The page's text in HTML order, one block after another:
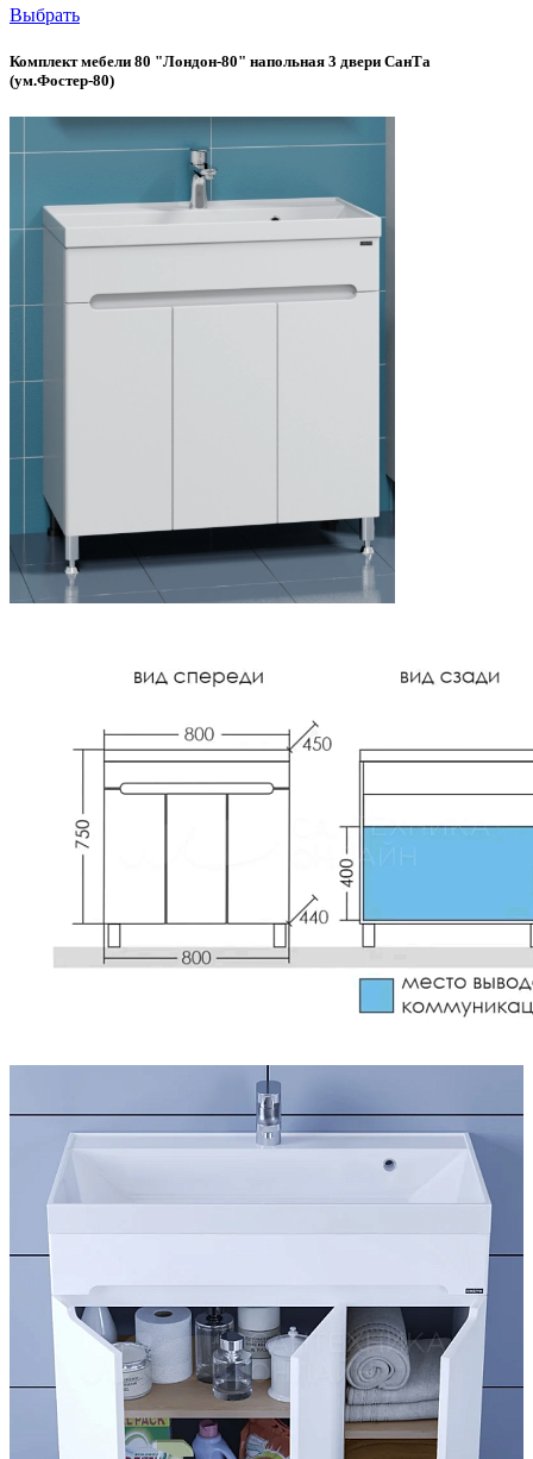
Выбрать
Комплект мебели 80 "Лондон-80" напольная 3 двери СанТа
(ум.Фостер-80)